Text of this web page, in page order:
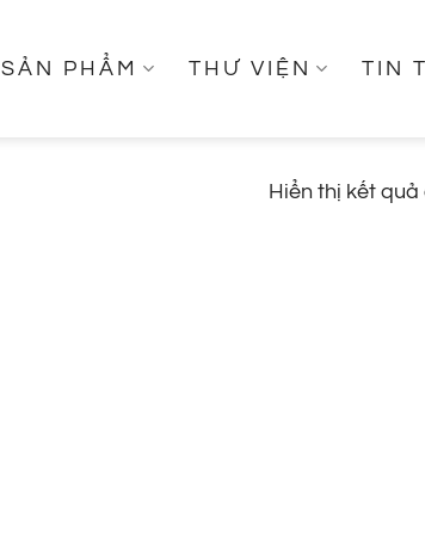
SẢN PHẨM THƯ VIỆN TIN
Hiển thị kết